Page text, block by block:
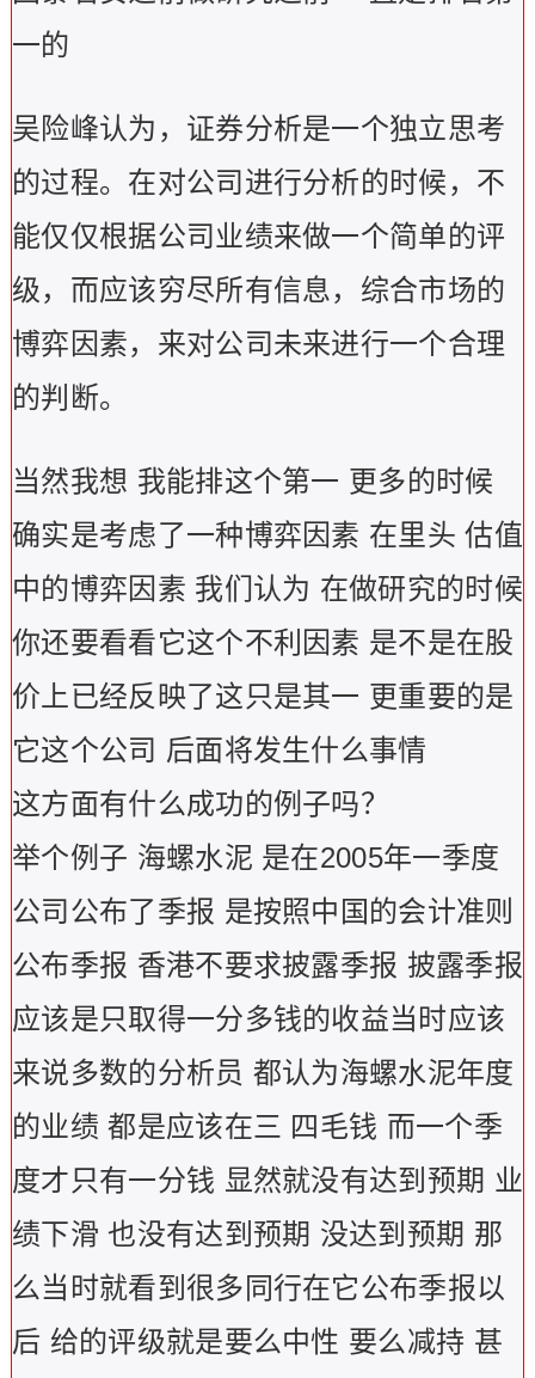
一的
吴险峰认为，证券分析是一个独立思考
的过程。在对公司进行分析的时候，不
能仅仅根据公司业绩来做一个简单的评
级，而应该穷尽所有信息，综合市场的
博弈因素，来对公司未来进行一个合理
的判断。
当然我想 我能排这个第一 更多的时候
确实是考虑了一种博弈因素 在里头 估值
中的博弈因素 我们认为 在做研究的时候
你还要看看它这个不利因素 是不是在股
价上已经反映了这只是其一 更重要的是
它这个公司 后面将发生什么事情
这方面有什么成功的例子吗？
举个例子 海螺水泥 是在2005年一季度
公司公布了季报 是按照中国的会计准则
公布季报 香港不要求披露季报 披露季报
应该是只取得一分多钱的收益当时应该
来说多数的分析员 都认为海螺水泥年度
的业绩 都是应该在三 四毛钱 而一个季
度才只有一分钱 显然就没有达到预期 业
绩下滑 也没有达到预期 没达到预期 那
么当时就看到很多同行在它公布季报以
后 给的评级就是要么中性 要么减持 甚